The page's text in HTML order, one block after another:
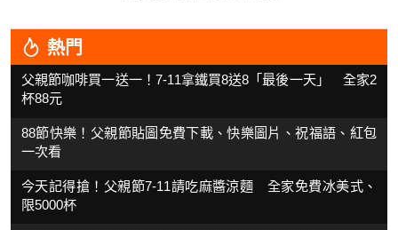
熱門
父親節咖啡買一送一！7-11拿鐵買8送8「最後一天」 全家2
杯88元
88節快樂！父親節貼圖免費下載、快樂圖片、祝福語、紅包
一次看
今天記得搶！父親節7-11請吃麻醬涼麵 全家免費冰美式、
限5000杯